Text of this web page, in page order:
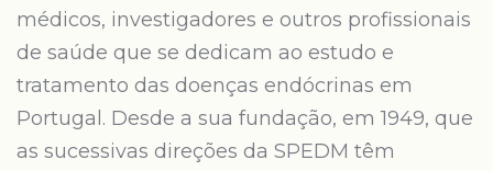
médicos, investigadores e outros profissionais
de saúde que se dedicam ao estudo e
tratamento das doenças endócrinas em
Portugal. Desde a sua fundação, em 1949, que
as sucessivas direções da SPEDM têm